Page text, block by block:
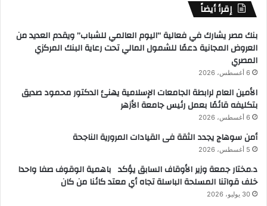
إقرأ أيضاً
بنك مصر يشارك في فعالية “اليوم العالمي للشباب” ويقدم العديد من
العروض المجانية دعمًا للشمول المالي تحت رعاية البنك المركزي
المصري
6 أغسطس، 2026
الأمين العام لرابطة الجامعات الإسلامية يهنئ الدكتور محمود صديق
بتكليفه قائمًا بعمل رئيس جامعة الأزهر
6 أغسطس، 2026
أمن سوهاج يجدد الثقة فى القيادات المرورية الناجحة
5 أغسطس، 2026
د.مختار جمعة وزير الأوقاف السابق يؤكد باهمية الوقوف صفا واحدا
خلف قواتنا المسلحة الباسلة تجاه أي معتد كائنا من كان
30 يوليو، 2026